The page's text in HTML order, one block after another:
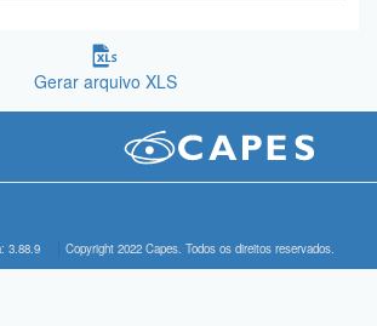
Gerar arquivo XLS
3.88.9 Copyright 2022 Capes. Todos os direitos reservados.